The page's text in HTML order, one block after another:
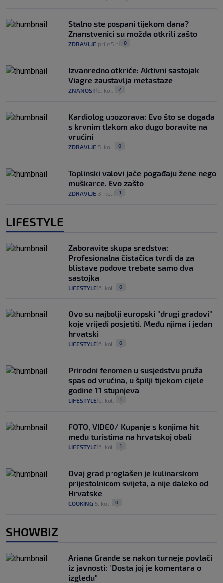
Stalno ste pospani tijekom dana?
Znanstvenici su možda otkrili zašto
ZDRAVLJE prije 5 h 0
Izvanredno otkriće: Aktivni sastojak
Viagre zaustavlja metastaze
ZNANOST 6. kol. 2
Kardiolog upozorava: Evo što se događa
s krvnim tlakom ako dugo boravite na
vrućini
ZDRAVLJE 5. kol. 0
Toplinski valovi jače pogađaju žene nego
muškarce. Evo zašto
ZDRAVLJE 3. kol. 1
LIFESTYLE
Zaboravite skupa sredstva:
Profesionalna čistačica tvrdi da za
blistave podove trebate samo dva
sastojka
LIFESTYLE 6. kol. 0
Ovo su najbolji europski "drugi gradovi"
koje vrijedi posjetiti. Među njima i jedan
hrvatski
LIFESTYLE 6. kol. 0
Prirodni fenomen u susjedstvu pruža
spas od vrućina, u špilji tijekom cijele
godine 11 stupnjeva
LIFESTYLE 6. kol. 1
FOTO, VIDEO/ Kupanje s konjima hit
među turistima na hrvatskoj obali
LIFESTYLE 6. kol. 1
Ovaj grad proglašen je kulinarskom
prijestolnicom svijeta, a nije daleko od
Hrvatske
COOKING 5. kol. 0
SHOWBIZ
Ariana Grande se nakon turneje povlači
iz javnosti: "Dosta joj je komentara o
izgledu"